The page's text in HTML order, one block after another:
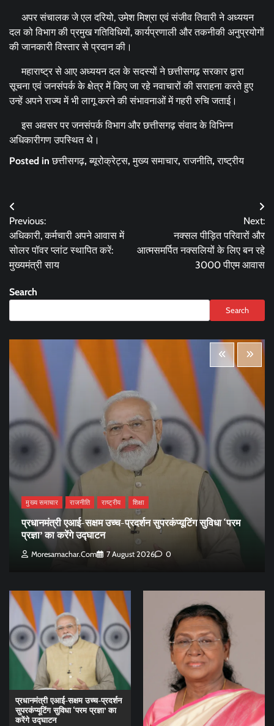
अपर संचालक जे एल दरियो, उमेश मिश्रा एवं संजीव तिवारी ने अध्ययन
दल को विभाग की प्रमुख गतिविधियों, कार्यप्रणाली और तकनीकी अनुप्रयोगों
की जानकारी विस्तार से प्रदान की।
महाराष्ट्र से आए अध्ययन दल के सदस्यों ने छत्तीसगढ़ सरकार द्वारा
सूचना एवं जनसंपर्क के क्षेत्र में किए जा रहे नवाचारों की सराहना करते हुए
उन्हें अपने राज्य में भी लागू करने की संभावनाओं में गहरी रुचि जताई।
इस अवसर पर जनसंपर्क विभाग और छत्तीसगढ़ संवाद के विभिन्न
अधिकारीगण उपस्थित थे।
Posted inछत्तीसगढ़,ब्यूरोक्रेट्स,मुख्य समाचार,राजनीति,राष्ट्रीय
Post
navigation
Previous:
अधिकारी, कर्मचारी अपने आवास में
सोलर पॉवर प्लांट स्थापित करें:
मुख्यमंत्री साय
Next:
नक्सल पीड़ित परिवारों और
आत्मसमर्पित नक्सलियों के लिए बन रहे
3000 पीएम आवास
Search
Search
मुख्य समाचार राजनीति राष्ट्रीय शिक्षा
प्रधानमंत्री एआई-सक्षम उच्च-प्रदर्शन सुपरकंप्यूटिंग सुविधा ‘परम
प्रज्ञा’ का करेंगे उद्घाटन
Moresamachar.com 7 August 2026 0
प्रधानमंत्री एआई-सक्षम उच्च-प्रदर्शन
सुपरकंप्यूटिंग सुविधा ‘परम प्रज्ञा’ का
करेंगे उद्घाटन